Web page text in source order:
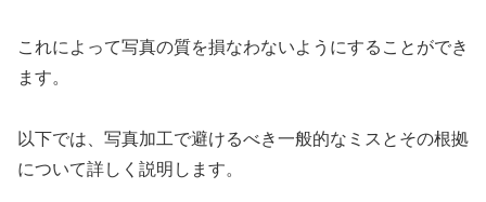
これによって写真の質を損なわないようにすることができ
ます。
以下では、写真加工で避けるべき一般的なミスとその根拠
について詳しく説明します。